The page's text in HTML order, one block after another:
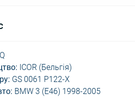
ICOR (Бельгія)
GS 0061 P122-X
BMW 3 (E46) 1998-2005